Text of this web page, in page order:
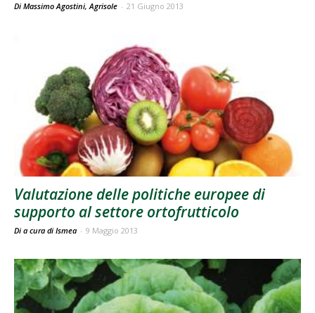
Di Massimo Agostini, Agrisole - 21 Giugno 2013
Valutazione delle politiche europee di
supporto al settore ortofrutticolo
Di a cura di Ismea - 9 Maggio 2013